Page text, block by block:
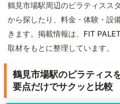
鶴見市場駅周辺のピラティスス
から探したり、料金・体験・設
きます。掲載情報は、FIT
取材をもとに整理しています。
鶴見市場駅のピラティス
要点だけでサクッと比較